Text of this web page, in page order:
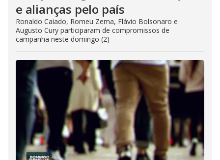
e alianças pelo país
Ronaldo Caiado, Romeu Zema, Flávio Bolsonaro e
Augusto Cury participaram de compromissos de
campanha neste domingo (2)